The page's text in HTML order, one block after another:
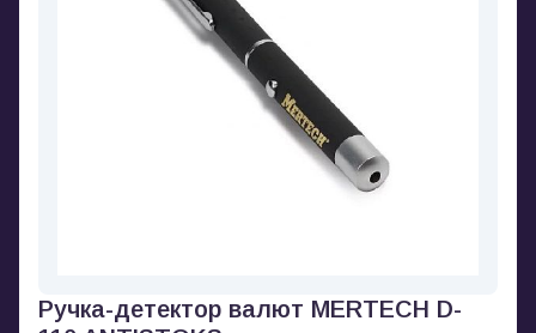
Ручка-детектор валют MERTECH D-